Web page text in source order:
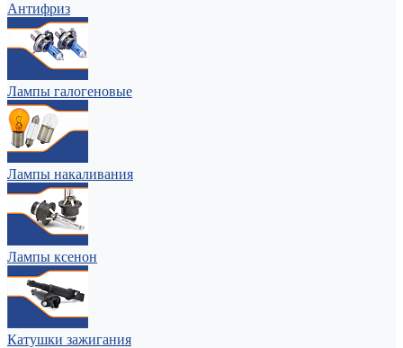
Антифриз
Лампы галогеновые
Лампы накаливания
Лампы ксенон
Катушки зажигания